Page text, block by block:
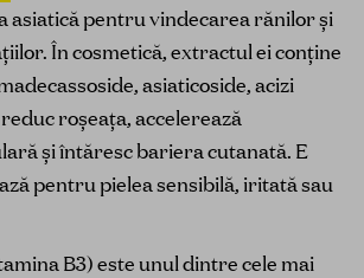
asiatică pentru vindecarea rănilor și
În cosmetică, extractul ei conține
asiaticoside, acizi
roșeața, accelerează
și întăresc bariera cutanată. E
pentru pielea sensibilă, iritată sau
B3) este unul dintre cele mai